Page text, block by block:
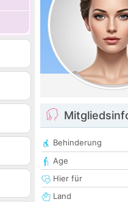
Behinderung
Age
Hier für
Land